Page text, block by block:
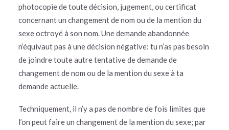
photocopie de toute décision, jugement, ou certificat
concernant un changement de nom ou de la mention du
sexe octroyé à son nom. Une demande abandonnée
n’équivaut pas à une décision négative: tu n’as pas besoin
de joindre toute autre tentative de demande de
changement de nom ou de la mention du sexe à ta
demande actuelle.
Techniquement, il n’y a pas de nombre de fois limites que
l’on peut faire un changement de la mention du sexe; par